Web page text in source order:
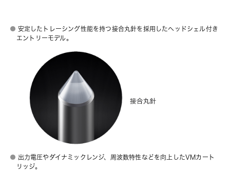
安定したトレーシング性能を持つ接合丸針を採用したヘッドシェル付き
エントリーモデル。
出力電圧やダイナミックレンジ、周波数特性などを向上したVMカート
リッジ。